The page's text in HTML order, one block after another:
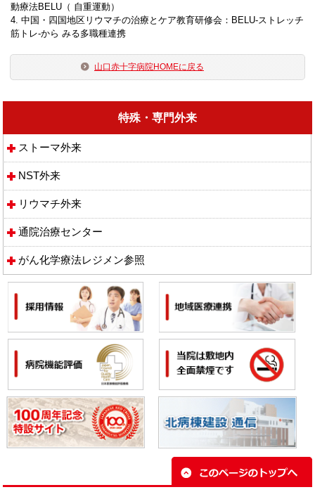
動療法BELU（ 自重運動）
4. 中国・四国地区リウマチの治療とケア教育研修会：BELU-ストレッチ
筋トレ-から みる多職種連携
山口赤十字病院HOMEに戻る
特殊・専門外来
ストーマ外来
NST外来
リウマチ外来
通院治療センター
がん化学療法レジメン参照